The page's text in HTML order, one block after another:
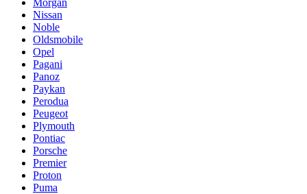
Morgan
Nissan
Noble
Oldsmobile
Opel
Pagani
Panoz
Paykan
Perodua
Peugeot
Plymouth
Pontiac
Porsche
Premier
Proton
Puma